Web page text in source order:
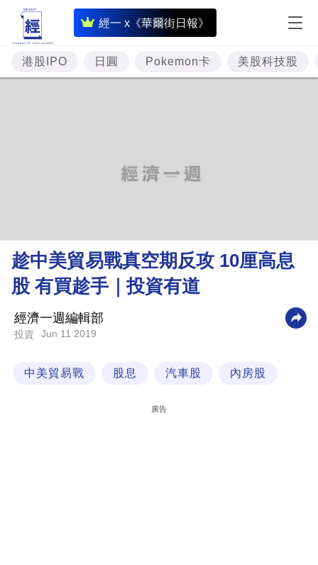
經一 x《華爾街日報》
即
時
財
經
理
財
商
業
科
港股IPO 日圓 Pokemon卡 美股科技股
趁中美貿易戰真空期反攻 10厘高息
股 有買趁手｜投資有道
經濟一週編輯部
投資 Jun 11 2019
中美貿易戰 股息 汽車股 內房股
廣告